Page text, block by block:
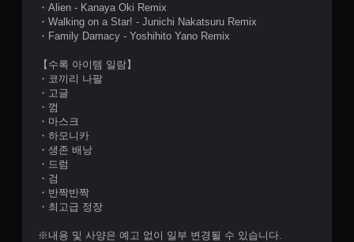
・Alien - Kanaya Oki Remix
・Walking on a Star! - Junichi Nakatsuru Remix
・Family Damacy - Yoshihito Yano Remix
【수록 아이템 일람】
・코끼리 나팔
・고글
・껌
・마스크
・하모니카
・생존 배낭
・드럼
・검
・반짝반짝
・최고급 정장
※내용 및 사양은 예고 없이 일부 변경될 수 있습니다.